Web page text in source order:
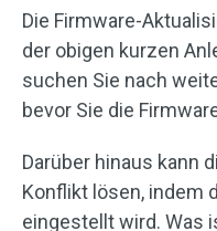
Die Firmware-
der obigen kurzen
suchen Sie nach
bevor Sie die
Darüber hinaus kann
Konflikt lösen, indem
eingestellt wird. Was